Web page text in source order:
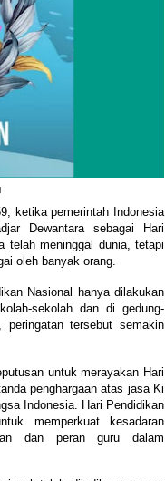
ketika pemerintah Indonesia
Dewantara sebagai Hari
telah meninggal dunia, tetapi
oleh banyak orang.
Nasional hanya dilakukan
sekolah dan di gedung-
peringatan tersebut semakin
untuk merayakan Hari
penghargaan atas jasa Ki
Indonesia. Hari Pendidikan
memperkuat kesadaran
dan peran guru dalam